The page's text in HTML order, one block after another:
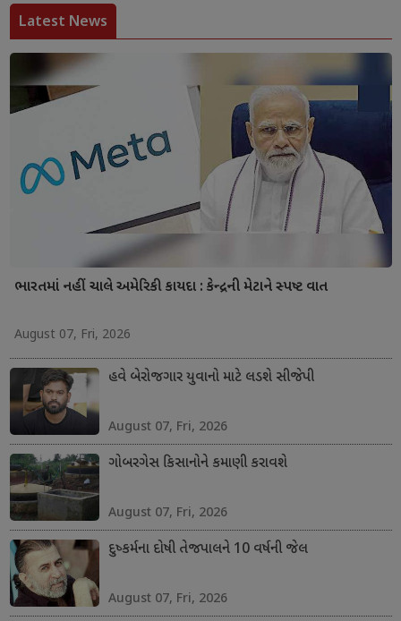
Latest News
ભારતમાં નહીં ચાલે અમેરિકી કાયદા : કેન્દ્રની મેટાને સ્પષ્ટ વાત
August 07, Fri, 2026
હવે બેરોજગાર યુવાનો માટે લડશે સીજેપી
August 07, Fri, 2026
ગોબરગેસ કિસાનોને કમાણી કરાવશે
August 07, Fri, 2026
દુષ્કર્મના દોષી તેજપાલને 10 વર્ષની જેલ
August 07, Fri, 2026